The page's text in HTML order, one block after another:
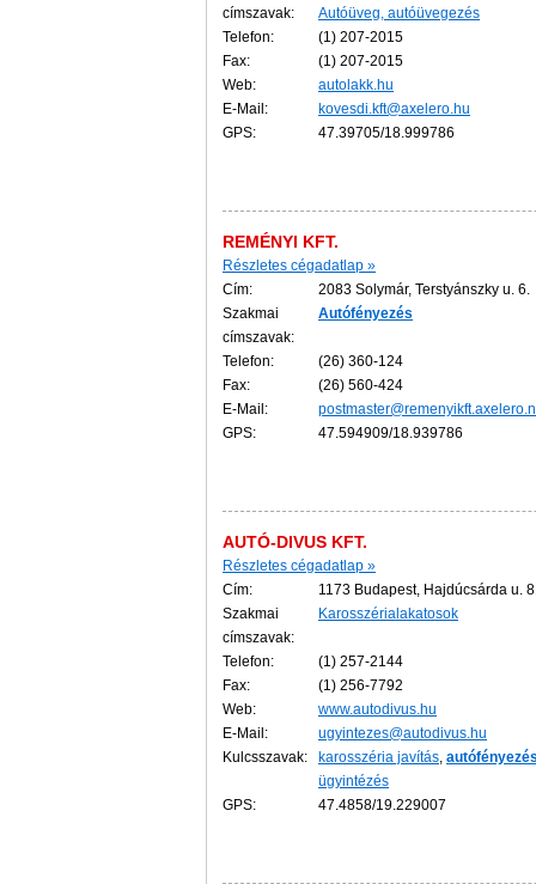
címszavak:
Autóüveg, autóüvegezés
Telefon:
(1) 207-2015
Fax:
(1) 207-2015
Web:
autolakk.hu
E-Mail:
kovesdi.kft@axelero.hu
GPS:
47.39705/18.999786
REMÉNYI KFT.
Részletes cégadatlap »
Cím:
2083 Solymár, Terstyánszky u. 6.
Szakmai
címszavak:
Autófényezés
Telefon:
(26) 360-124
Fax:
(26) 560-424
E-Mail:
GPS:
47.594909/18.939786
AUTÓ-DIVUS KFT.
Részletes cégadatlap »
Cím:
1173 Budapest, Hajdúcsárda u.
Szakmai
címszavak:
Karosszérialakatosok
Telefon:
(1) 257-2144
Fax:
(1) 256-7792
Web:
www.autodivus.hu
E-Mail:
ugyintezes@autodivus.hu
Kulcsszavak:
karosszéria javítás, autófényezés
ügyintézés
GPS:
47.4858/19.229007